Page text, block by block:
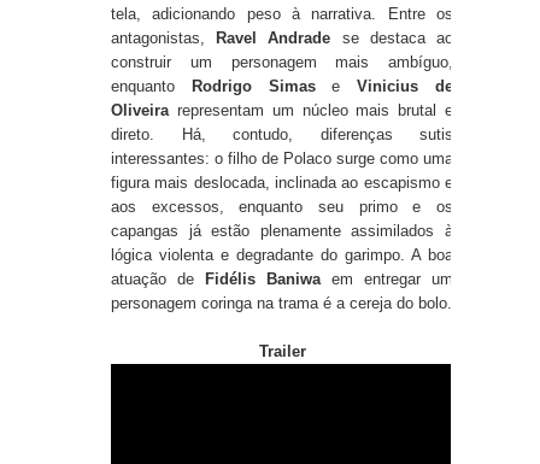
tela, adicionando peso à narrativa. Entre os
antagonistas,Ravel Andrade se destaca ao
construir um personagem mais ambíguo,
enquanto Rodrigo SimaseVinicius de
Oliveira representam um núcleo mais brutal e
direto. Há, contudo, diferenças sutis
interessantes: o filho de Polaco surge como uma
figura mais deslocada, inclinada ao escapismo e
aos excessos, enquanto seu primo e os
capangas já estão plenamente assimilados à
lógica violenta e degradante do garimpo. A boa
atuação de Fidélis Baniwa em entregar um
personagem coringa na trama é a cereja do bolo.
Trailer